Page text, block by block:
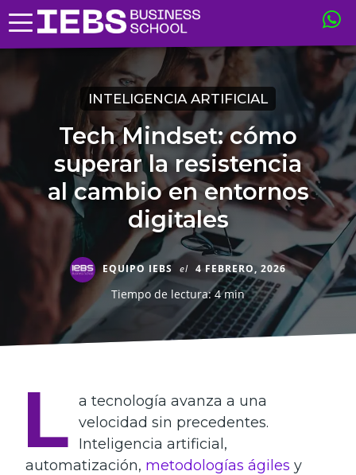
INTELIGENCIA ARTIFICIAL
Tech Mindset: cómo
superar la resistencia
al cambio en entornos
digitales
EQUIPO IEBS el 4 FEBRERO, 2026
Tiempo de lectura: 4 min
L a tecnología avanza a una
velocidad sin precedentes.
Inteligencia artificial,
automatización, metodologías ágiles y